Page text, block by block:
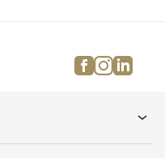
facebook